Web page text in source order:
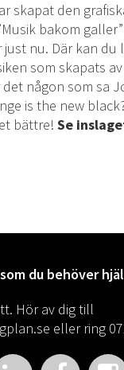
skapat den
bakom
just nu. Där kan du
som skapats
det någon som sa
is the new
bättre! Se
du behöver
Hör av dig till
eller ring